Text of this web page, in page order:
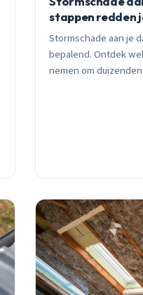
stappen redden
Stormschade aan je
bepalend. Ontdek
nemen om